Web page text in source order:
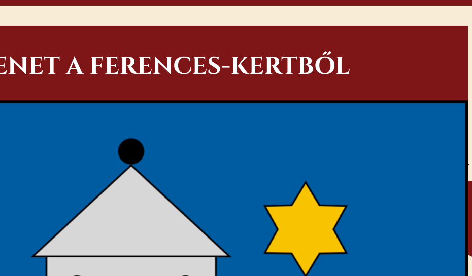
A FERENCES-KERTBŐL